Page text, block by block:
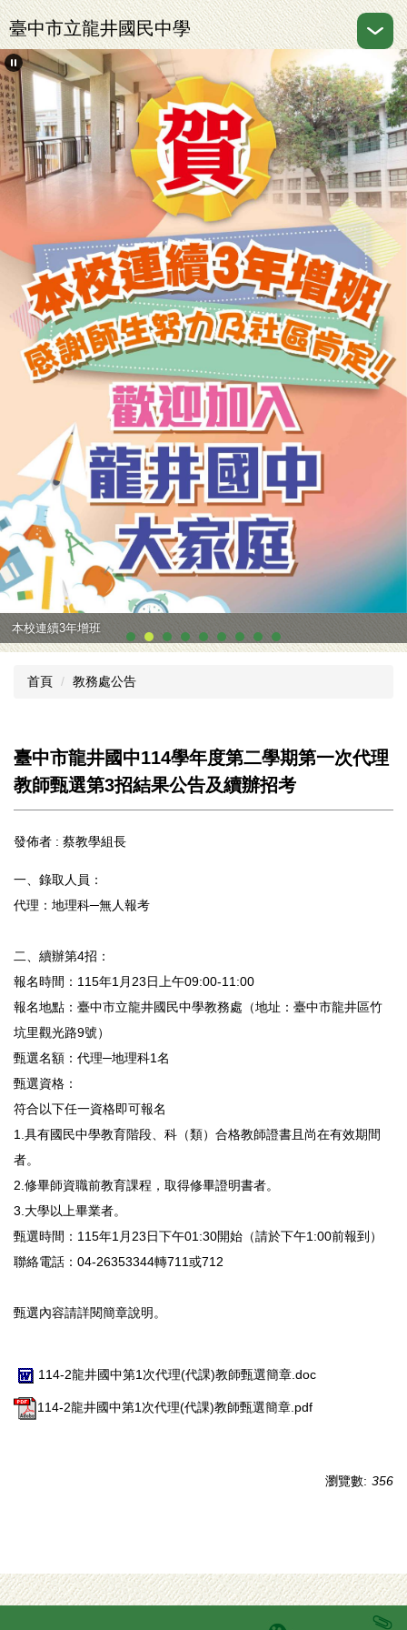
跳
到
主
要
內
容
區
臺中市立龍井國民中學
本校連續3年增班
首頁 教務處公告
臺中市龍井國中114學年度第二學期第一次代理
教師甄選第3招結果公告及續辦招考
發佈者 : 蔡教學組長
一、錄取人員：
代理：地理科─無人報考
二、續辦第4招：
報名時間：115年1月23日上午09:00-11:00
報名地點：臺中市立龍井國民中學教務處（地址：臺中市龍井區竹
坑里觀光路9號）
甄選名額：代理─地理科1名
甄選資格：
符合以下任一資格即可報名
1.具有國民中學教育階段、科（類）合格教師證書且尚在有效期間
者。
2.修畢師資職前教育課程，取得修畢證明書者。
3.大學以上畢業者。
甄選時間：115年1月23日下午01:30開始（請於下午1:00前報到）
聯絡電話：04-26353344轉711或712
甄選內容請詳閱簡章說明。
114-2龍井國中第1次代理(代課)教師甄選簡章.doc
114-2龍井國中第1次代理(代課)教師甄選簡章.pdf
瀏覽數: 356